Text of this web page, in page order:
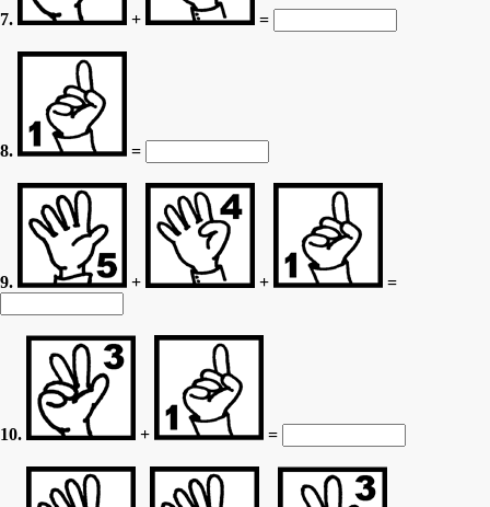
7. + =
8. =
9. + + =
10. + =